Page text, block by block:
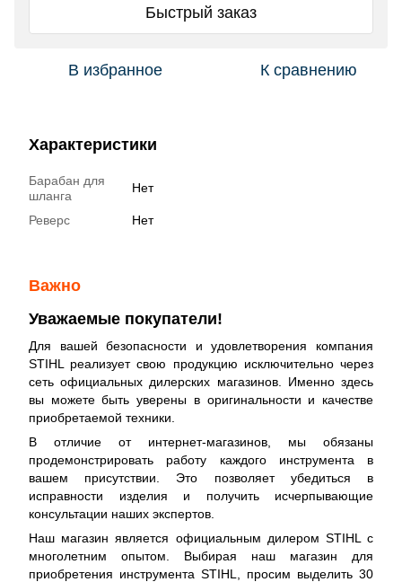
Быстрый заказ
В избранное К сравнению
Характеристики
Барабан для
шланга
Нет
Реверс Нет
Важно
Уважаемые покупатели!
Для вашей безопасности и удовлетворения компания
STIHL реализует свою продукцию исключительно через
сеть официальных дилерских магазинов. Именно здесь
вы можете быть уверены в оригинальности и качестве
приобретаемой техники.
В отличие от интернет-магазинов, мы обязаны
продемонстрировать работу каждого инструмента в
вашем присутствии. Это позволяет убедиться в
исправности изделия и получить исчерпывающие
консультации наших экспертов.
Наш магазин является официальным дилером STIHL с
многолетним опытом. Выбирая наш магазин для
приобретения инструмента STIHL, просим выделить 30